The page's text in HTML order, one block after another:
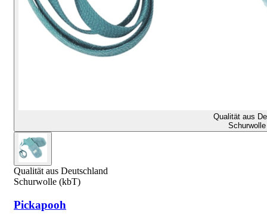
Qualität aus
Qualität aus Deutschland
Schurwolle (kbT)
Pickapooh